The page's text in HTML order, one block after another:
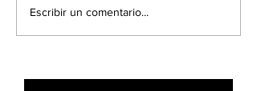
Escribir un comentario...